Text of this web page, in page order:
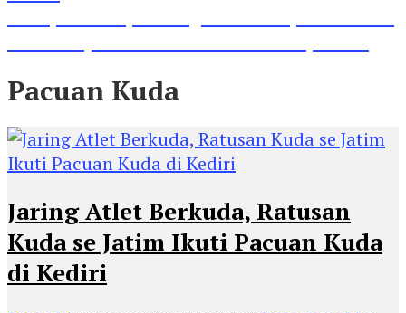
Pacuan Kuda
Jaring Atlet Berkuda, Ratusan
Kuda se Jatim Ikuti Pacuan Kuda
di Kediri